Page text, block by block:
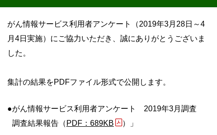
がん情報サービス利用者アンケート（2019年3月28日～4
月4日実施）にご協力いただき、誠にありがとうございま
した。
集計の結果をPDFファイル形式で公開します。
●がん情報サービス利用者アンケート 2019年3月調査
調査結果報告（ PDF：689KB ）」